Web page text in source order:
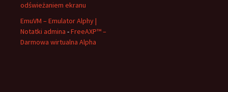
odświeżaniem ekranu
EmuVM – Emulator Alphy |
Notatki admina -FreeAXP™ –
Darmowa wirtualna Alpha